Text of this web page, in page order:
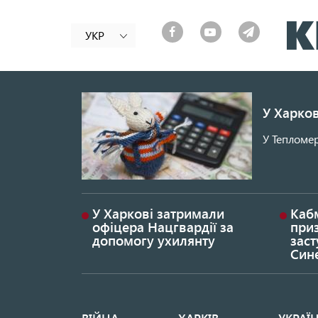
УКР
У
У
У Харкові затримали
офіцера Нацгвардії за
допомогу ухилянту